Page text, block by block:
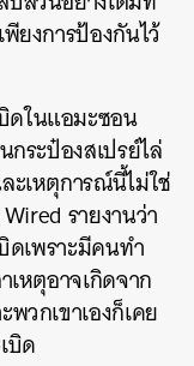
ยงการป้องกันไว้
ดในแอมะซอน
ระป๋องสเปรย์ไล่
ะเหตุการณ์นี้ไม่ใช่
รายงานว่า
ดเพราะมีคนทำ
หตุอาจเกิดจาก
วกเขาเองก็เคย
บิด